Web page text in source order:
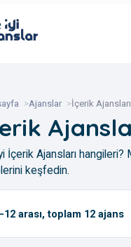
Ajanslar İçerik Ajansları
İçerik Ajansları
keşfedin.
arası, toplam 12 ajans